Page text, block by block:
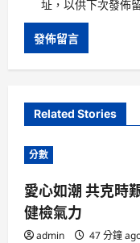
址，以供下次發佈
Related Stories
分數
愛心如潮 共克時
健檢氣力
admin 47 分鐘